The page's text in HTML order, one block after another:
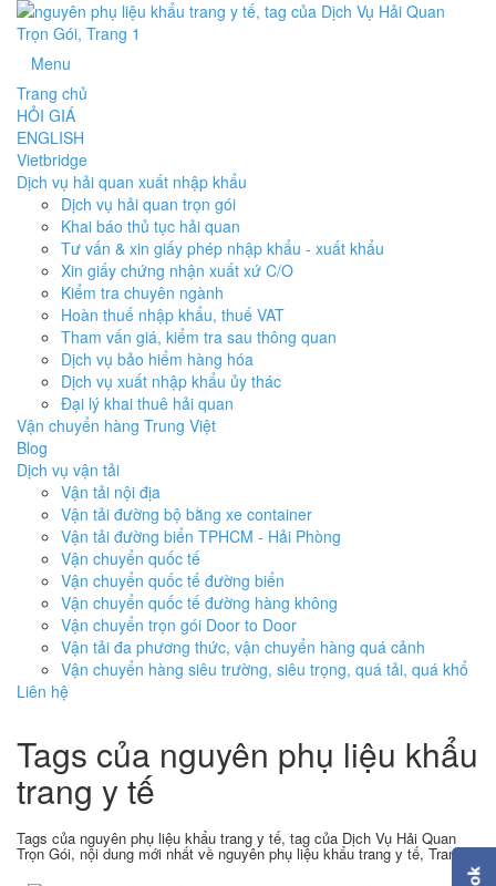
Menu
Trang chủ
HỎI GIÁ
ENGLISH
Vietbridge
Dịch vụ hải quan xuất nhập khẩu
Dịch vụ hải quan trọn gói
Khai báo thủ tục hải quan
Tư vấn & xin giấy phép nhập khẩu - xuất khẩu
Xin giấy chứng nhận xuất xứ C/O
Kiểm tra chuyên ngành
Hoàn thuế nhập khẩu, thuế VAT
Tham vấn giá, kiểm tra sau thông quan
Dịch vụ bảo hiểm hàng hóa
Dịch vụ xuất nhập khẩu ủy thác
Đại lý khai thuê hải quan
Vận chuyển hàng Trung Việt
Blog
Dịch vụ vận tải
Vận tải nội địa
Vận tải đường bộ bằng xe container
Vận tải đường biển TPHCM - Hải Phòng
Vận chuyển quốc tế
Vận chuyển quốc tế đường biển
Vận chuyển quốc tế đường hàng không
Vận chuyển trọn gói Door to Door
Vận tải đa phương thức, vận chuyển hàng quá cảnh
Vận chuyển hàng siêu trường, siêu trọng, quá tải, quá khổ
Liên hệ
Tags của nguyên phụ liệu khẩu
trang y tế
Tags của nguyên phụ liệu khẩu trang y tế, tag của Dịch Vụ Hải Quan
Trọn Gói, nội dung mới nhất về nguyên phụ liệu khẩu trang y tế, Trang 1